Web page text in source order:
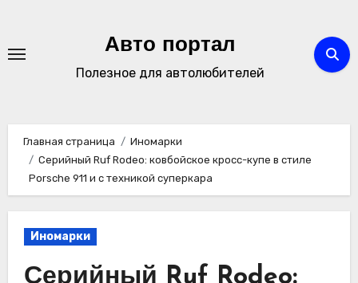
содержимому
Авто портал
Полезное для автолюбителей
Главная страница
Иномарки
Серийный Ruf Rodeo: ковбойское кросс-купе в стиле
Porsche 911 и с техникой суперкара
Иномарки
Серийный Ruf Rodeo: